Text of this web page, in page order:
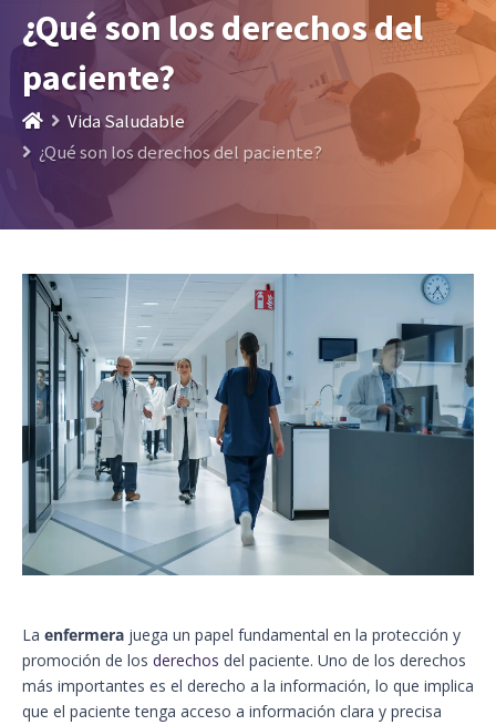
¿Qué son los derechos del
paciente?
Vida Saludable
¿Qué son los derechos del paciente?
La enfermera juega un papel fundamental en la protección y
promoción de los derechos del paciente. Uno de los derechos
más importantes es el derecho a la información, lo que implica
que el paciente tenga acceso a información clara y precisa